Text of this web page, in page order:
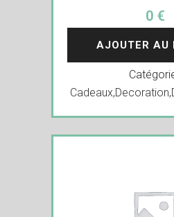
0 €
AJOUTER AU
Cadeaux,Decoration,